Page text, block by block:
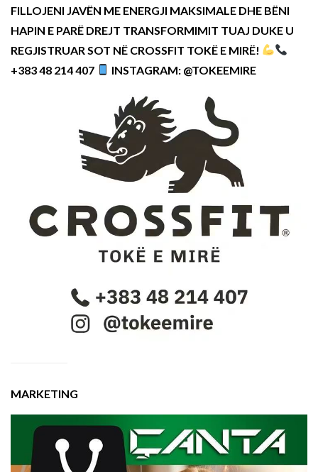
FILLOJENI JAVËN ME ENERGJI MAKSIMALE DHE BËNI
HAPIN E PARË DREJT TRANSFORMIMIT TUAJ DUKE U
REGJISTRUAR SOT NË CROSSFIT TOKË E MIRË!
+383 48 214 407
INSTAGRAM: @TOKEEMIRE
MARKETING